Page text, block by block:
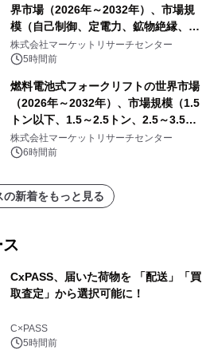
界市場（2026年～2032年）、市場規
模（自己制御、定電力、鉱物絶縁、表
皮効果）・分析レポートを発表
株式会社マーケットリサーチセンター
5時間前
燃料電池式フォークリフトの世界市場
（2026年～2032年）、市場規模（1.5
トン以下、1.5～2.5トン、2.5～3.5ト
ン、3.5～5.0トン、その他）・分析レ
ポートを発表
株式会社マーケットリサーチセンター
6時間前
の新着をもっと見る
CxPASS、届いた荷物を 「配送」「買
取査定」から選択可能に！
C×PASS
5時間前